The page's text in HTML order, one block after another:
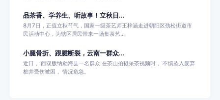
品茶香、学养生、听故事！立秋日...
8月7日，正值立秋节气，国家一级茶艺师王梓涵走进朝阳区劲松街道市
民活动中心，为辖区居民带来一场集茶艺...
小腿骨折、跟腱断裂，云南一群众...
近日， 西双版纳勐海县一名群众 在茶山拍摄采茶视频时， 不慎坠入废弃
桩井受伤被困， 情况危急。